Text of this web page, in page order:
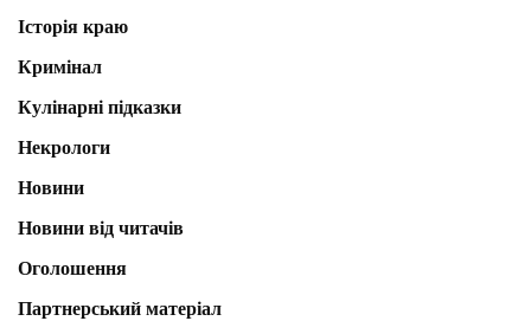
Історія краю
Кримінал
Кулінарні підказки
Некрологи
Новини
Новини від читачів
Оголошення
Партнерський матеріал